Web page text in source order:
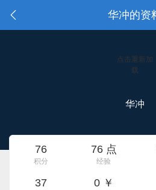
华冲的资
点击重新加
载
华冲
76
积分
76 点
经验
37 0 ￥